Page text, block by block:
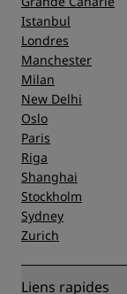
Istanbul
Londres
Manchester
Milan
New Delhi
Oslo
Paris
Riga
Shanghai
Stockholm
Sydney
Zurich
Liens rapides